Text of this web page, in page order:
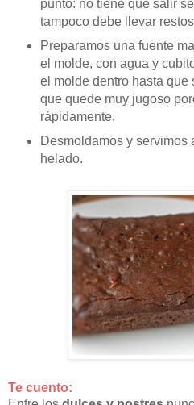
punto: no tiene que salir
tampoco debe llevar
Preparamos una fuente
el molde, con agua y
el molde dentro hasta que
que quede muy jugoso
rápidamente.
Desmoldamos y servimos
helado.
Te cuento: